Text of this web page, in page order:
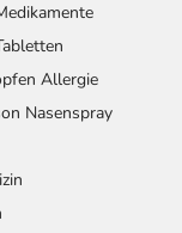
Allergie
Nasenspray